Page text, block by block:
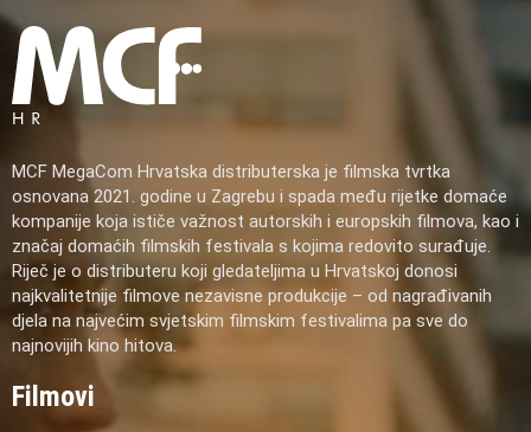
MCF MegaCom Hrvatska distributerska je filmska tvrtka
osnovana 2021. godine u Zagrebu i spada među rijetke domaće
kompanije koja ističe važnost autorskih i europskih filmova, kao i
značaj domaćih filmskih festivala s kojima redovito surađuje.
Riječ je o distributeru koji gledateljima u Hrvatskoj donosi
najkvalitetnije filmove nezavisne produkcije – od nagrađivanih
djela na najvećim svjetskim filmskim festivalima pa sve do
najnovijih kino hitova.
Filmovi